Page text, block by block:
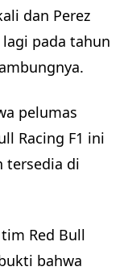
dan Perez
pada tahun
pelumas
Racing F1 ini
tersedia di
Red Bull
bahwa